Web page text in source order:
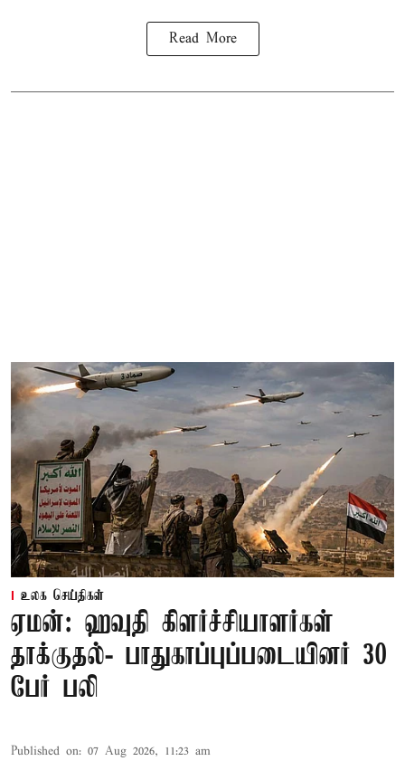
Read More
உலக செய்திகள்
ஏமன்: ஹவுதி கிளர்ச்சியாளர்கள்
தாக்குதல்- பாதுகாப்புப்படையினர் 30
பேர் பலி
Published on: 07 Aug 2026, 11:23 am